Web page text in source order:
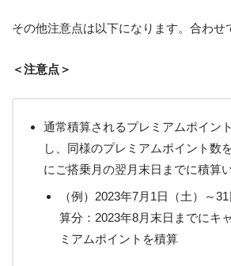
その他注意点は以下になります。合わせ
＜注意点＞
通常積算されるプレミアムポイン
し、同様のプレミアムポイント数
にご搭乗月の翌月末日までに積算
（例）2023年7月1日（土）～
算分：2023年8月末日までにキ
ミアムポイントを積算